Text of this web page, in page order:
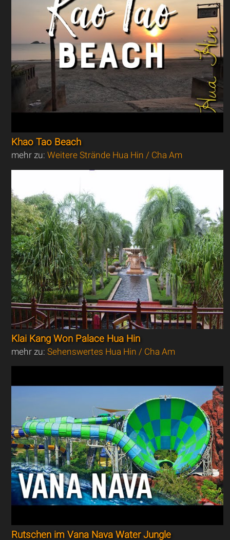
Khao Tao Beach
mehr zu:Weitere Strände Hua Hin / Cha Am
Klai Kang Won Palace Hua Hin
mehr zu:Sehenswertes Hua Hin / Cha Am
Rutschen im Vana Nava Water Jungle